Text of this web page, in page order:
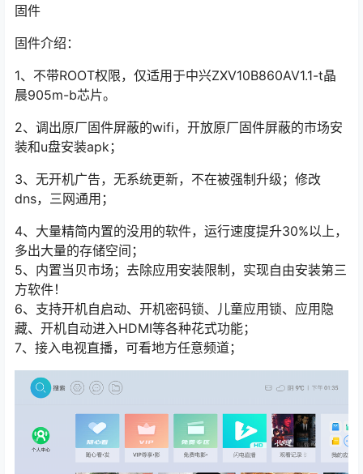
固件
固件介绍：
1、不带ROOT权限，仅适用于中兴ZXV10B860AV1.1-t晶
晨905m-b芯片。
2、调出原厂固件屏蔽的wifi，开放原厂固件屏蔽的市场安
装和u盘安装apk；
3、无开机广告，无系统更新，不在被强制升级；修改
dns，三网通用；
4、大量精简内置的没用的软件，运行速度提升30%以上，
多出大量的存储空间；
5、内置当贝市场；去除应用安装限制，实现自由安装第三
方软件！
6、支持开机自启动、开机密码锁、儿童应用锁、应用隐
藏、开机自动进入HDMI等各种花式功能；
7、接入电视直播，可看地方任意频道；